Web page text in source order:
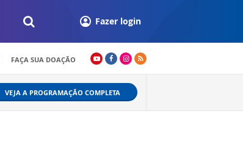
Fazer login
FAÇA SUA DOAÇÃO
VEJA A PROGRAMAÇÃO COMPLETA